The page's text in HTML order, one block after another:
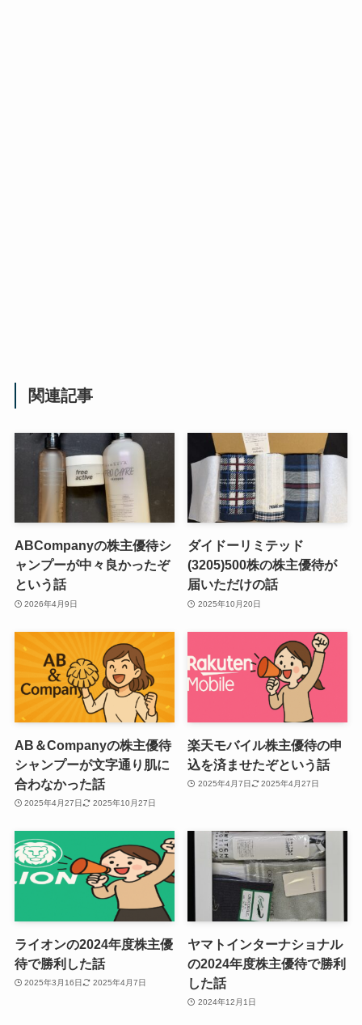
関連記事
ABCompanyの株主優待シ
ャンプーが中々良かったぞ
という話
2026年4月9日
ダイドーリミテッド
(3205)500株の株主優待が
届いただけの話
2025年10月20日
AB＆Companyの株主優待
シャンプーが文字通り肌に
合わなかった話
2025年4月27日 2025年10月27日
楽天モバイル株主優待の申
込を済ませたぞという話
2025年4月7日 2025年4月27日
ライオンの2024年度株主優
待で勝利した話
2025年3月16日 2025年4月7日
ヤマトインターナショナル
の2024年度株主優待で勝利
した話
2024年12月1日